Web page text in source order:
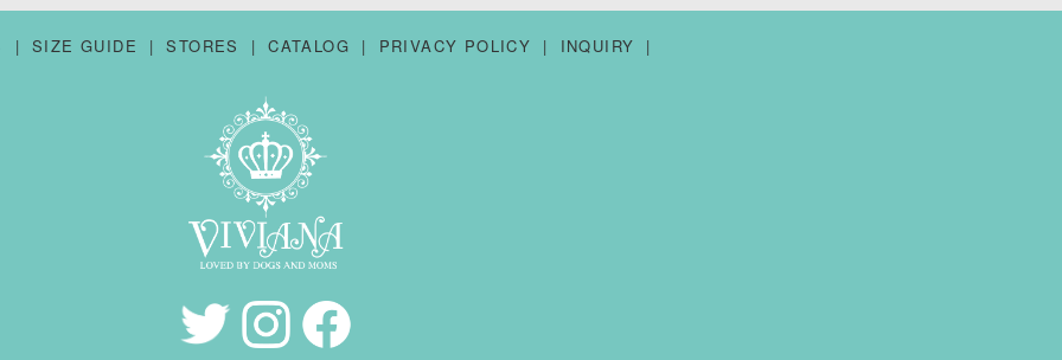
SIZE GUIDE STORES CATALOG PRIVACY POLICY INQUIRY